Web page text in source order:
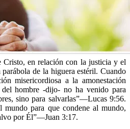
en relación con la justicia y el
de la higuera estéril. Cuando
misericordiosa a la amonestación
hombre -dijo- no ha venido para
sino para salvarlas”—Lucas 9:56.
para que condene al mundo,
por Él”—Juan 3:17.